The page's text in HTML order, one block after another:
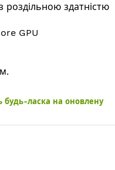
здатністю
GPU
будь-ласка на оновлену